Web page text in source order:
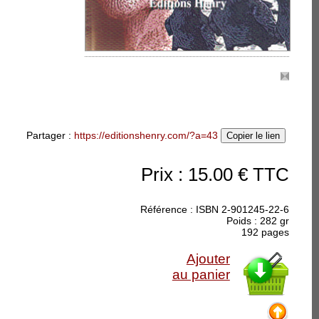
Partager : https://editionshenry.com/?a=43 Copier le lien
Prix : 15.00 € TTC
Référence : ISBN 2-901245-22-6
Poids : 282 gr
192 pages
Ajouter
au panier